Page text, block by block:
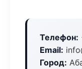
Телефон:
Email:
Город: